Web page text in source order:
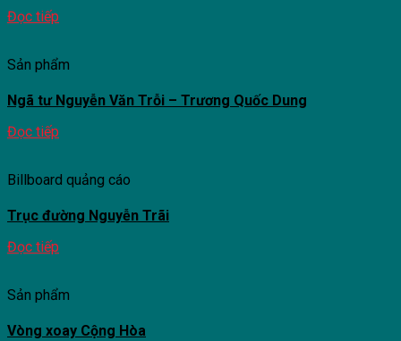
Đọc tiếp
Sản phẩm
Ngã tư Nguyễn Văn Trỗi – Trương Quốc Dung
Đọc tiếp
Billboard quảng cáo
Trục đường Nguyễn Trãi
Đọc tiếp
Sản phẩm
Vòng xoay Cộng Hòa